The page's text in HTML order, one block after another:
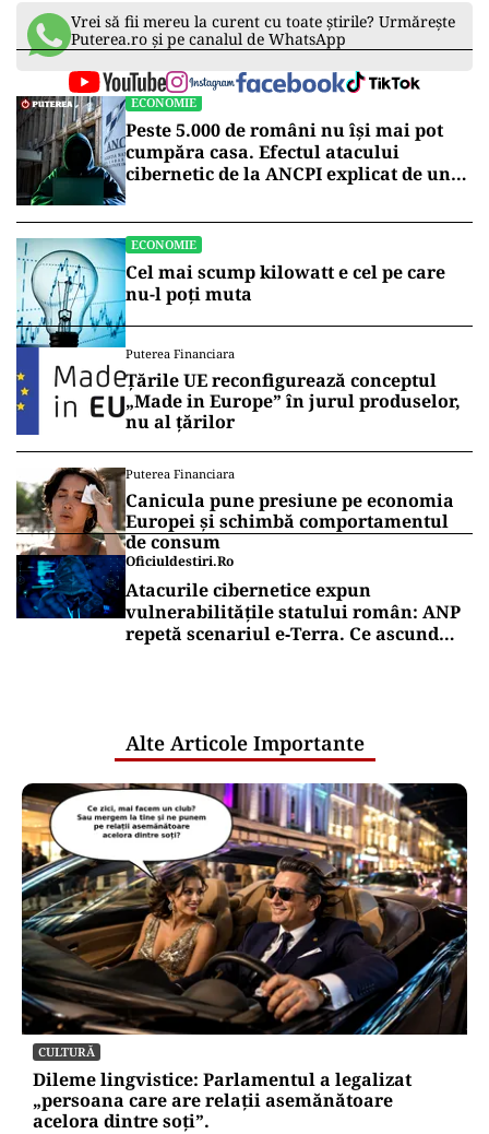
Vrei să fii mereu la curent cu toate știrile? Urmărește
Puterea.ro și pe canalul de WhatsApp
ECONOMIE
Peste 5.000 de români nu își mai pot
cumpăra casa. Efectul atacului
cibernetic de la ANCPI explicat de un
ECONOMIE
Cel mai scump kilowatt e cel pe care
nu-l poți muta
Puterea Financiara
Țările UE reconfigurează conceptul
„Made in Europe” în jurul produselor,
nu al țărilor
Puterea Financiara
Canicula pune presiune pe economia
Europei și schimbă comportamentul
de consum
Oficiuldestiri.ro
Atacurile cibernetice expun
vulnerabilitățile statului român: ANP
repetă scenariul e‑Terra. Ce ascund
Alte Articole Importante
CULTURĂ
Dileme lingvistice: Parlamentul a legalizat
„persoana care are relații asemănătoare
acelora dintre soți”.